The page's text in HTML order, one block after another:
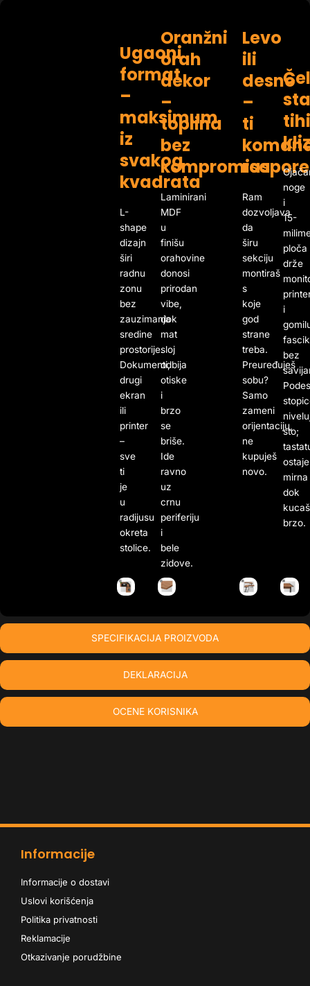
SPECIFIKACIJA PROIZVODA
DEKLARACIJA
OCENE KORISNIKA
Ugaoni
format
–
maksimum
iz
svakog
kvadrata
L-
shape
dizajn
širi
radnu
zonu
bez
zauzimanja
sredine
prostorije.
Dokumenti,
drugi
ekran
ili
printer
–
sve
ti
je
u
radijusu
okreta
stolice.
Oranžni
orah
dekor
–
toplina
bez
kompromisa
Laminirani
MDF
u
finišu
orahovine
donosi
prirodan
vibe,
dok
mat
sloj
odbija
otiske
i
brzo
se
briše.
Ide
ravno
uz
crnu
periferiju
i
bele
zidove.
Levo
ili
desno
–
ti
Ram
dozvoljava
da
širu
sekciju
montiraš
s
koje
god
strane
treba.
Preuređuješ
sobu?
Samo
zameni
orijentaciju,
ne
kupuješ
novo.
tihi
noge
i
15-
ploča
drže
i
bez
sto;
ostaje
mirna
dok
kucaš
brzo.
Informacije
Informacije o dostavi
Uslovi korišćenja
Politika privatnosti
Reklamacije
Otkazivanje porudžbine